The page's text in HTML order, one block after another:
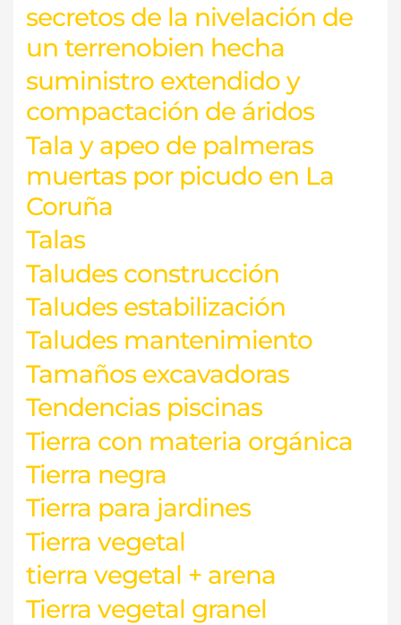
secretos de la nivelación de
un terrenobien hecha
suministro extendido y
compactación de áridos
Tala y apeo de palmeras
muertas por picudo en La
Coruña
Talas
Taludes construcción
Taludes estabilización
Taludes mantenimiento
Tamaños excavadoras
Tendencias piscinas
Tierra con materia orgánica
Tierra negra
Tierra para jardines
Tierra vegetal
tierra vegetal + arena
Tierra vegetal granel